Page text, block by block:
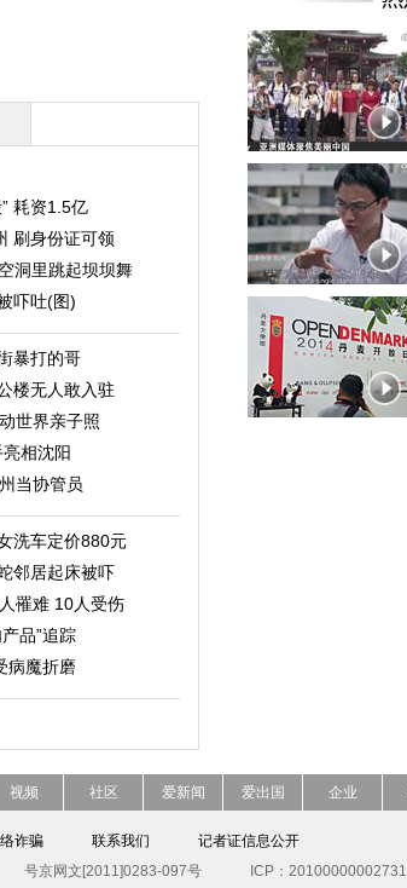
耗资1.5亿
刷身份证可领
洞里跳起坝坝舞
吓吐(图)
暴打的哥
楼无人敢入驻
世界亲子照
亮相沈阳
当协管员
洗车定价880元
邻居起床被吓
罹难 10人受伤
品”追踪
病魔折磨
视频 社区 爱新闻 爱出国 企业
诈骗 联系我们
记者证信息公开
号京网文[2011]0283-097号 ICP：20100000002731